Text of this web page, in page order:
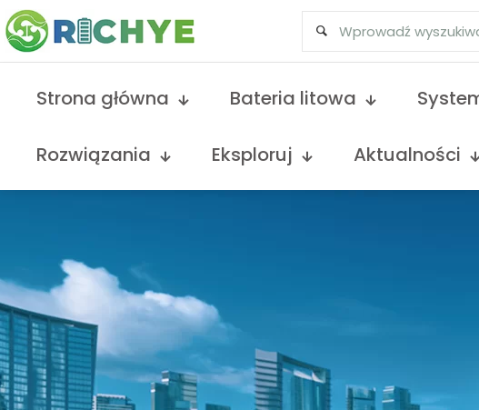
Strona główna Bateria litowa
Rozwiązania Eksploruj Aktualności